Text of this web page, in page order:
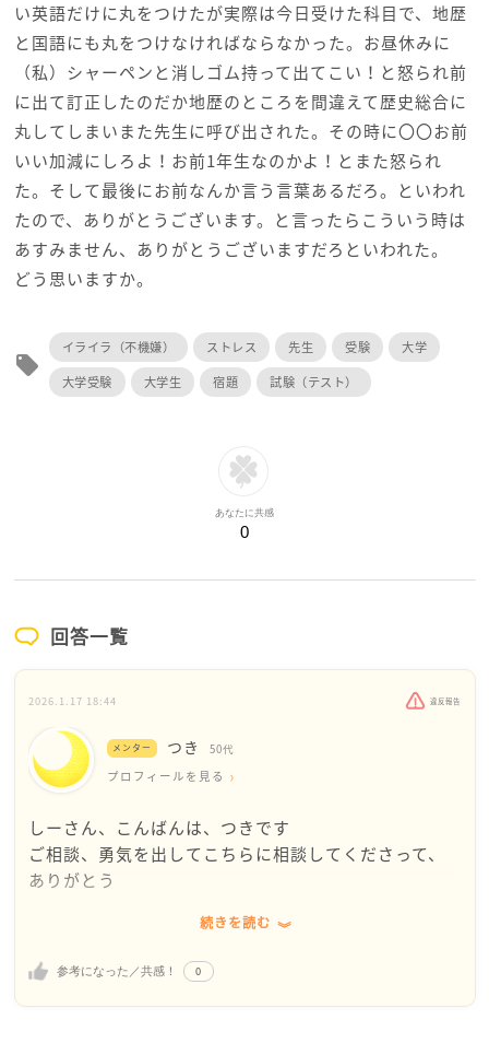
い英語だけに丸をつけたが実際は今日受けた科目で、地歴
と国語にも丸をつけなければならなかった。お昼休みに
（私）シャーペンと消しゴム持って出てこい！と怒られ前
に出て訂正したのだか地歴のところを間違えて歴史総合に
丸してしまいまた先生に呼び出された。その時に〇〇お前
いい加減にしろよ！お前1年生なのかよ！とまた怒られ
た。そして最後にお前なんか言う言葉あるだろ。といわれ
たので、ありがとうございます。と言ったらこういう時は
あすみません、ありがとうございますだろといわれた。
どう思いますか。
local_offer
イライラ（不機嫌） ストレス 先生 受験
大学
大学受験
大学生 宿題 試験（テスト）
あなたに共感
0
回答一覧
2026.1.17 18:44 違反報告
メンター つき 50代
プロフィールを見る
しーさん、こんばんは、つきです
ご相談、勇気を出してこちらに相談してくださって、
ありがとう
読んでいて、毎日すごく頑張っているんだなって感じま
した
学校でいろんなことが重なってしまうと、心が追いつ
かなくなりますよね
続きを読む
参考になった／共感！ 0